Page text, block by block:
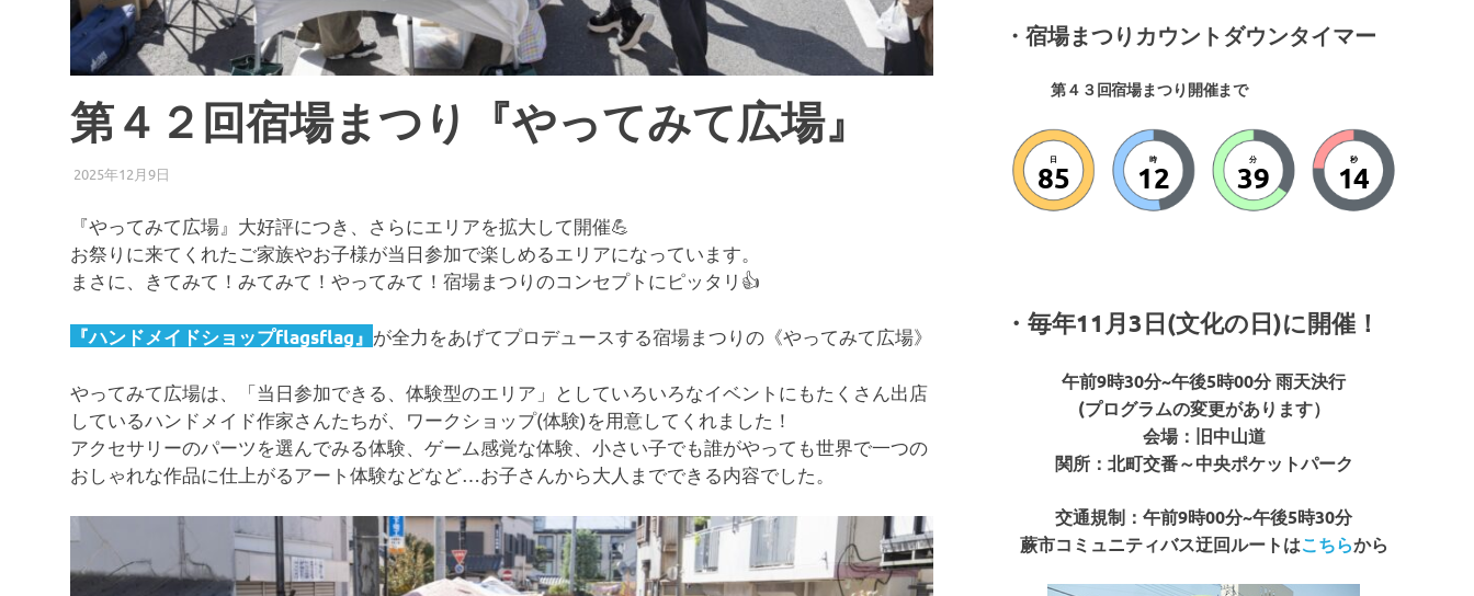
第４２回宿場まつり『やってみて広場』
2025年12月9日
『やってみて広場』大好評につき、さらにエリアを拡大して開催💪
お祭りに来てくれたご家族やお子様が当日参加で楽しめるエリアになっています。
まさに、きてみて！みてみて！やってみて！宿場まつりのコンセプトにピッタリ👍
『ハンドメイドショップflagsflag』 が全力をあげてプロデュースする宿場まつりの《やってみて広場》
やってみて広場は、「当日参加できる、体験型のエリア」としていろいろなイベントにもたくさん出店
しているハンドメイド作家さんたちが、ワークショップ(体験)を用意してくれました！
アクセサリーのパーツを選んでみる体験、ゲーム感覚な体験、小さい子でも誰がやっても世界で一つの
おしゃれな作品に仕上がるアート体験などなど…お子さんから大人までできる内容でした。
・宿場まつりカウントダウンタイマー
第４３回宿場まつり開催まで
日
85
時
12
分
39
秒
12
・毎年11月3日(文化の日)に開催！
午前9時30分~午後5時00分 雨天決行
(プログラムの変更があります）
会場：旧中山道
関所：北町交番～中央ポケットパーク
交通規制：午前9時00分~午後5時30分
蕨市コミュニティバス迂回ルートはこちらから